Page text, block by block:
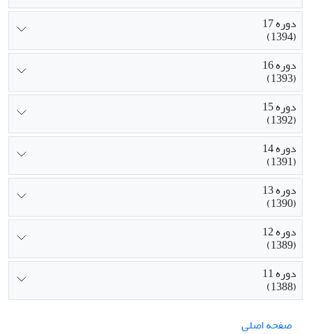
دوره 17
(1394)
دوره 16
(1393)
دوره 15
(1392)
دوره 14
(1391)
دوره 13
(1390)
دوره 12
(1389)
دوره 11
(1388)
صفحه اصلی